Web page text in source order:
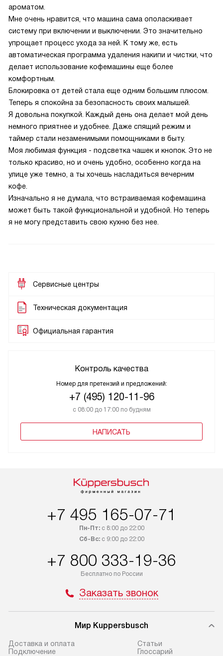
ароматом.
Мне очень нравится, что машина сама ополаскивает
систему при включении и выключении. Это значительно
упрощает процесс ухода за ней. К тому же, есть
автоматическая программа удаления накипи и чистки, что
делает использование кофемашины еще более
комфортным.
Блокировка от детей стала еще одним большим плюсом.
Теперь я спокойна за безопасность своих малышей.
Я довольна покупкой. Каждый день она делает мой день
немного приятнее и удобнее. Даже спящий режим и
таймер стали незаменимыми помощниками в быту.
Моя любимая функция - подсветка чашек и кнопок. Это не
только красиво, но и очень удобно, особенно когда на
улице уже темно, а ты хочешь насладиться вечерним
кофе.
Изначально я не думала, что встраиваемая кофемашина
может быть такой функциональной и удобной. Но теперь
я не могу представить свою кухню без нее.
Сервисные центры
Техническая документация
Официальная гарантия
Контроль качества
Номер для претензий и предложений:
+7 (495) 120-11-96
с 08:00 до 17:00 по будням
НАПИСАТЬ
+7 495 165-07-71
Пн-Пт:с 8:00 до 22:00
Сб-Вс:с 9:00 до 22:00
+7 800 333-19-36
Бесплатно по России
Заказать звонок
Мир Kuppersbusch
Доставка и оплата
Подключение
Cтатьи
Глоссарий